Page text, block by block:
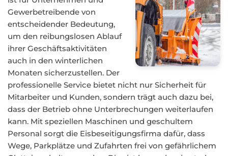
Gewerbetreibende von
entscheidender Bedeutung,
um den reibungslosen Ablauf
ihrer Geschäftsaktivitäten
auch in den winterlichen
Monaten sicherzustellen. Der
professionelle Service bietet nicht nur Sicherheit für
Mitarbeiter und Kunden, sondern trägt auch dazu bei,
dass der Betrieb ohne Unterbrechungen weiterlaufen
kann. Mit speziellen Maschinen und geschultem
Personal sorgt die Eisbeseitigungsfirma dafür, dass
Wege, Parkplätze und Zufahrten frei von gefährlichem